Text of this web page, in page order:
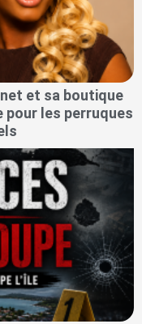
et sa boutique
pour les perruques